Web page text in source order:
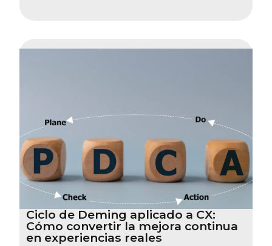
Ciclo de Deming aplicado a CX:
Cómo convertir la mejora continua
en experiencias reales